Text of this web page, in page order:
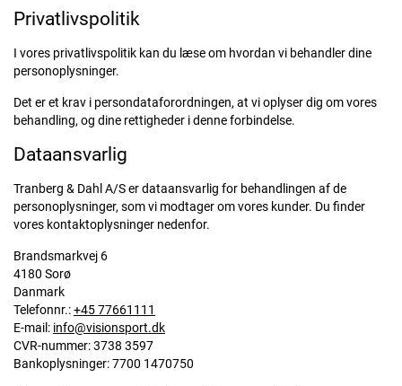
Privatlivspolitik
I vores privatlivspolitik kan du læse om hvordan vi behandler dine
personoplysninger.
Det er et krav i persondataforordningen, at vi oplyser dig om vores
behandling, og dine rettigheder i denne forbindelse.
Dataansvarlig
Tranberg & Dahl A/S er dataansvarlig for behandlingen af de
personoplysninger, som vi modtager om vores kunder. Du finder
vores kontaktoplysninger nedenfor.
Brandsmarkvej 6
4180 Sorø
Danmark
Telefonnr.:+45 77661111
E-mail: info@visionsport.dk
CVR-nummer: 3738 3597
Bankoplysninger: 7700 1470750